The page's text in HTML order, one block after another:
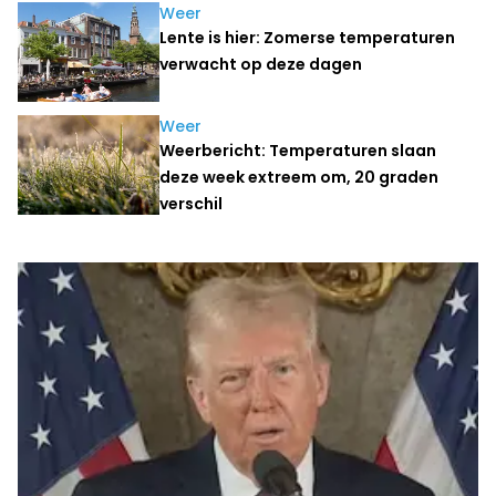
Weer
Lente is hier: Zomerse temperaturen
verwacht op deze dagen
Weer
Weerbericht: Temperaturen slaan
deze week extreem om, 20 graden
verschil
Laatste nieuws